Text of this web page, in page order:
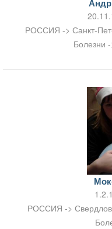
РОССИЯ -> Санкт-
Болезни
РОССИЯ ->